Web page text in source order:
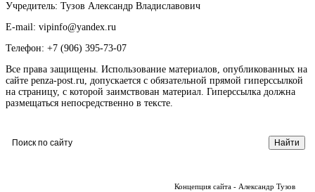
Учредитель: Тузов Александр Владиславович
E-mail: vipinfo@yandex.ru
Телефон: +7 (906) 395-73-07
Все права защищены. Использование материалов, опубликованных на
сайте penza-post.ru, допускается с обязательной прямой гиперссылкой
на страницу, с которой заимствован материал. Гиперссылка должна
размещаться непосредственно в тексте.
Концепция сайта - Александр Тузов